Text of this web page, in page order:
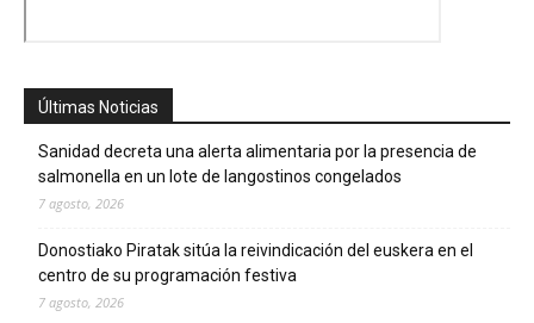
Últimas Noticias
Sanidad decreta una alerta alimentaria por la presencia de
salmonella en un lote de langostinos congelados
7 agosto, 2026
Donostiako Piratak sitúa la reivindicación del euskera en el
centro de su programación festiva
7 agosto, 2026